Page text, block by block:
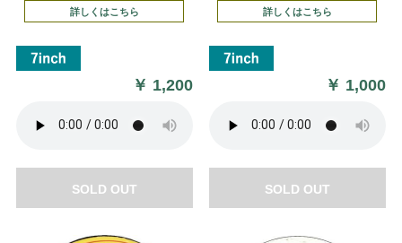
詳しくはこちら
￥ 1,200
SOLD OUT
詳しくはこちら
￥ 1,000
SOLD OUT